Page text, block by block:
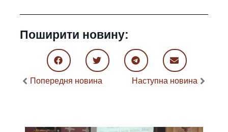
Поширити новину:
Попередня новина Наступна новина